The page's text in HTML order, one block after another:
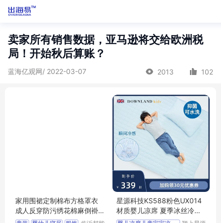
卖家所有销售数据，亚马逊将交给欧洲税
局！开始秋后算账？
蓝海亿观网/ 2022-03-07 2013 102
家用围裙定制棉布方格罩衣
成人反穿防污绣花棉麻倒褂
有袖
星源科技KS588粉色UX014
材质婴儿凉席 夏季冰丝冷感
透气幼儿园垫